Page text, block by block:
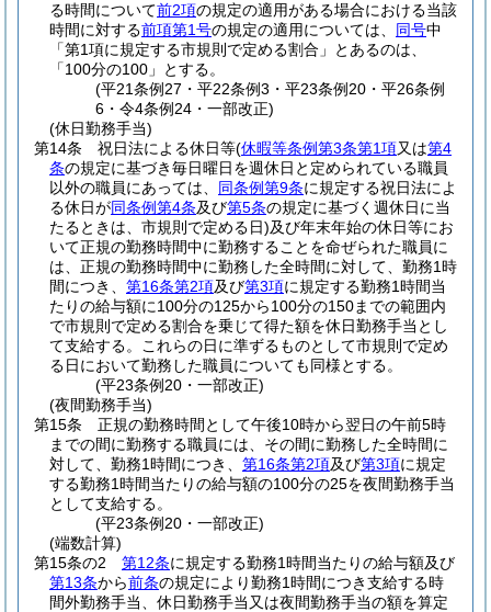
る時間について前2項の規定の適用がある場合における当該
時間に対する前項第1号の規定の適用については、 同号中
「第1項に規定する市規則で定める割合」とあるのは、
「100分の100」とする。
(平21条例27・平22条例3・平23条例20・平26条例
6・令4条例24・一部改正)
(休日勤務手当)
第14条
祝日法による休日等(休暇等条例第3条第1項又は第4
条の規定に基づき毎日曜日を週休日と定められている職員
以外の職員にあっては、 同条例第9条に規定する祝日法によ
る休日が同条例第4条及び第5条の規定に基づく週休日に当
たるときは、市規則で定める日)及び年末年始の休日等にお
いて正規の勤務時間中に勤務することを命ぜられた職員に
は、正規の勤務時間中に勤務した全時間に対して、勤務1時
間につき、 第16条第2項及び第3項に規定する勤務1時間当
たりの給与額に100分の125から100分の150までの範囲内
で市規則で定める割合を乗じて得た額を休日勤務手当とし
て支給する。
これらの日に準ずるものとして市規則で定め
る日において勤務した職員についても同様とする。
(平23条例20・一部改正)
(夜間勤務手当)
第15条
正規の勤務時間として午後10時から翌日の午前5時
までの間に勤務する職員には、その間に勤務した全時間に
対して、勤務1時間につき、 第16条第2項及び第3項に規定
する勤務1時間当たりの給与額の100分の25を夜間勤務手当
として支給する。
(平23条例20・一部改正)
(端数計算)
第15条の2
第12条に規定する勤務1時間当たりの給与額及び
第13条から前条の規定により勤務1時間につき支給する時
間外勤務手当、休日勤務手当又は夜間勤務手当の額を算定